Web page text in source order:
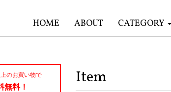
HOME ABOUT CATEGORY
Item
のお買い物で
無料！